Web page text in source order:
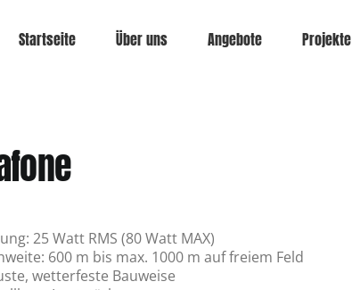
Startseite Über uns Angebote Projekte
25 Watt RMS (80 Watt MAX)
600 m bis max. 1000 m auf freiem Feld
wetterfeste Bauweise